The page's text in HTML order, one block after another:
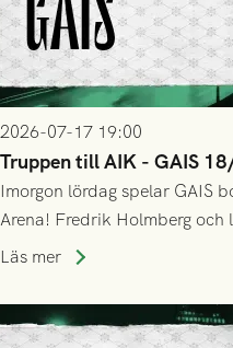
2026-07-17 19:00
Truppen till AIK - GAIS
Imorgon lördag spelar GAIS
Arena! Fredrik Holmberg
trupp till matchen:
Läs mer